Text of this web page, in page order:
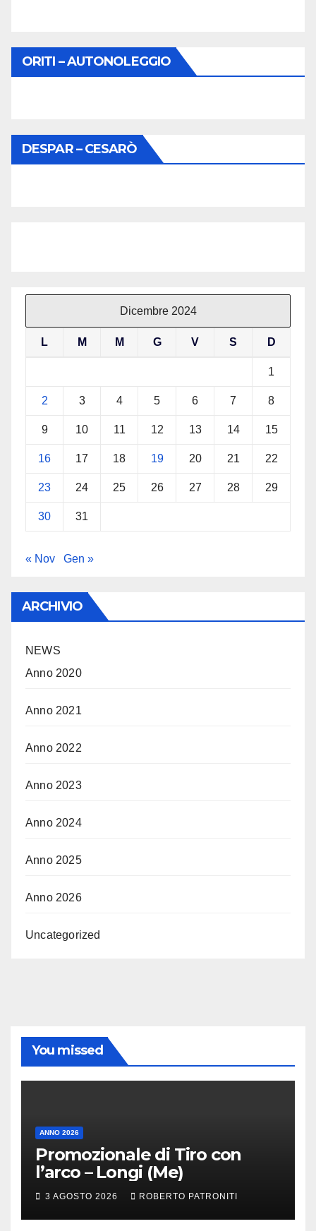
ORITI – AUTONOLEGGIO
DESPAR – CESARÒ
Dicembre 2024
L M M G V S D
1
2 3 4 5 6 7 8
9 10 11 12 13 14 15
16 17 18 19 20 21 22
23 24 25 26 27 28 29
30 31
« Nov Gen »
ARCHIVIO
NEWS
Anno 2020
Anno 2021
Anno 2022
Anno 2023
Anno 2024
Anno 2025
Anno 2026
Uncategorized
You missed
ANNO 2026
Promozionale di Tiro con
l’arco – Longi (Me)
3 AGOSTO 2026 ROBERTO PATRONITI